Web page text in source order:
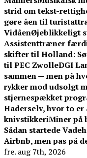
strid om tekst-
gøre åen til
VidåenØjeblikkeligt
Assistenttræner
skifter til Holland:
til PEC ZwolleDGI
sammen — men på
rykker mod udsolgt
stjernespækket
Haderselv, hvor to
knivstikkeriMiner på
Sådan startede
Airbnb, men pas på
fre. aug 7th, 2026